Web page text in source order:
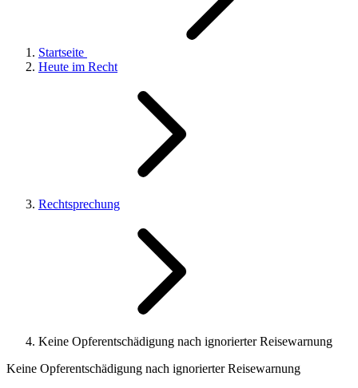
Startseite
Heute im Recht
Rechtsprechung
Keine Opferentschädigung nach ignorierter Reisewarnung
Keine Opferentschädigung nach ignorierter Reisewarnung